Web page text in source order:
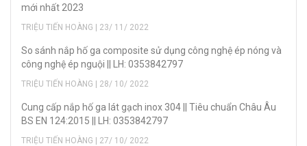
mới nhất 2023
TRIỆU TIẾN HOÀNG | 23/ 11/ 2022
So sánh nắp hố ga composite sử dụng công nghệ ép nóng và
công nghệ ép nguội || LH: 0353842797
TRIỆU TIẾN HOÀNG | 28/ 10/ 2022
Cung cấp nắp hố ga lát gạch inox 304 || Tiêu chuẩn Châu Âu
BS EN 124:2015 || LH: 0353842797
TRIỆU TIẾN HOÀNG | 27/ 10/ 2022